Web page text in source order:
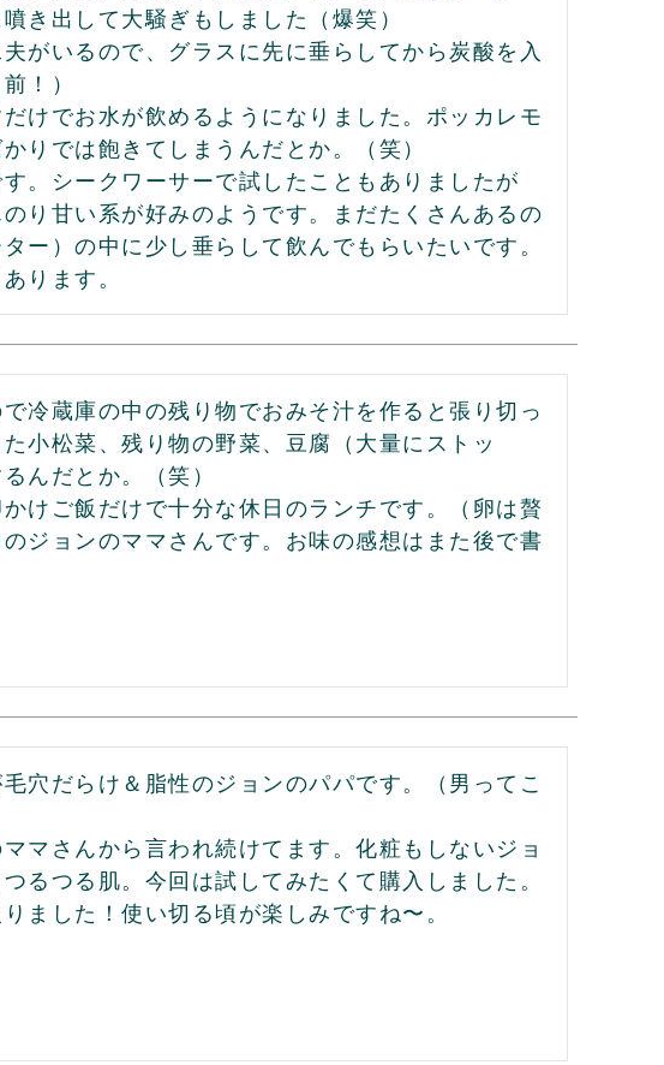
き出して大騒ぎもしました（爆笑）
がいるので、グラスに先に垂らしてから炭酸を入
！）
けでお水が飲めるようになりました。ポッカレモ
りでは飽きてしまうんだとか。（笑）
。シークワーサーで試したこともありましたが
り甘い系が好みのようです。まだたくさんあるの
ー）の中に少し垂らして飲んでもらいたいです。
ります。
冷蔵庫の中の残り物でおみそ汁を作ると張り切っ
小松菜、残り物の野菜、豆腐（大量にストッ
んだとか。（笑）
けご飯だけで十分な休日のランチです。（卵は贅
ジョンのママさんです。お味の感想はまた後で書
穴だらけ＆脂性のジョンのパパです。（男ってこ
マさんから言われ続けてます。化粧もしないジョ
るつる肌。今回は試してみたくて購入しました。
ました！使い切る頃が楽しみですね〜。